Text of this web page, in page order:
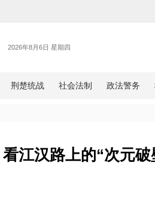
轻人？看江汉